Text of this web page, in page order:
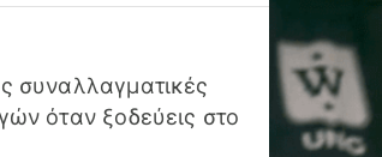
συναλλαγματικές
όταν ξοδεύεις στο